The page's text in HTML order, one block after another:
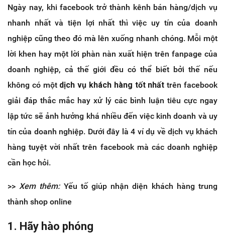
Ngày nay, khi facebook trở thành kênh bán hàng/dịch vụ
nhanh nhất và tiện lợi nhất thì việc uy tín của doanh
nghiệp cũng theo đó mà lên xuống nhanh chóng. Mỗi một
lời khen hay một lời phàn nàn xuất hiện trên fanpage của
doanh nghiệp, cả thế giới đều có thể biết bởi thế nếu
không có một dịch vụ khách hàng tốt nhất trên facebook
giải đáp thắc mắc hay xử lý các bình luận tiêu cực ngay
lập tức sẽ ảnh hưởng khá nhiều đến việc kinh doanh và uy
tín của doanh nghiệp. Dưới đây là 4 ví dụ về dịch vụ khách
hàng tuyệt vời nhất trên facebook mà các doanh nghiệp
cần học hỏi.
>> Xem thêm:Yếu tố giúp nhận diện khách hàng trung
thành shop online
1. Hãy hào phóng